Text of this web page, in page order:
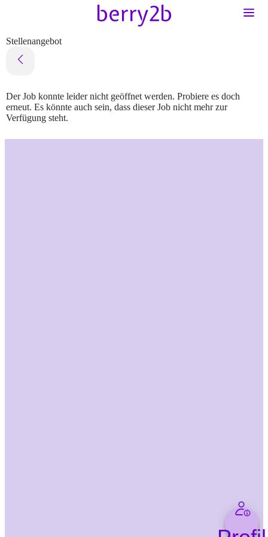
Stellenangebot
Der Job konnte leider nicht geöffnet werden. Probiere es doch
erneut. Es könnte auch sein, dass dieser Job nicht mehr zur
Verfügung steht.